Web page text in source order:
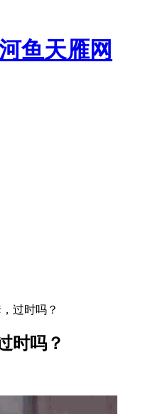
鱼天雁网
过时吗？
时吗？